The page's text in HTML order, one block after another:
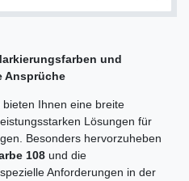
und
Ansprüche
bieten Ihnen eine breite
Lösungen für
Besonders hervorzuheben
108 und die
spezielle Anforderungen in der